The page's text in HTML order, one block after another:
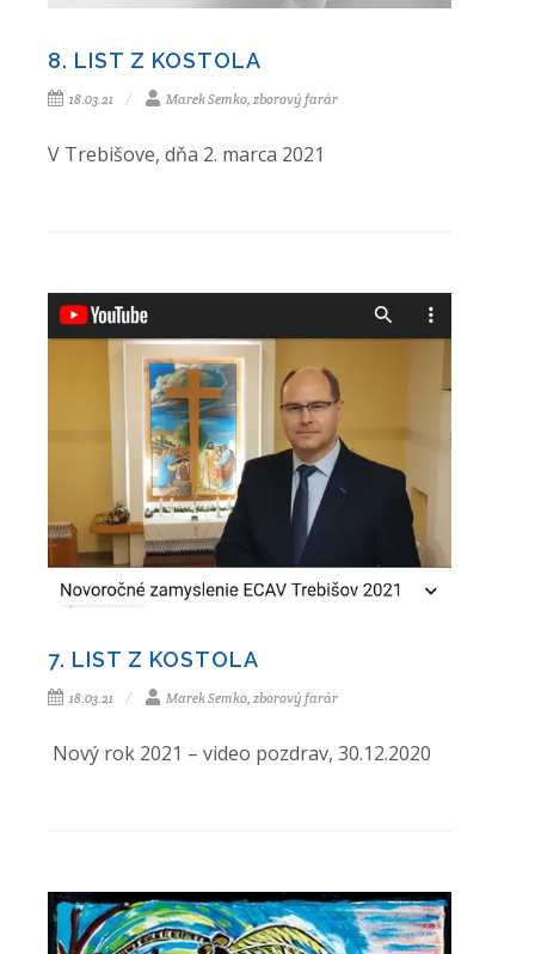
8. LIST Z KOSTOLA
18.03.21 Marek Semko, zborový farár
V Trebišove, dňa 2. marca 2021
7. LIST Z KOSTOLA
18.03.21 Marek Semko, zborový farár
Nový rok 2021 – video pozdrav, 30.12.2020